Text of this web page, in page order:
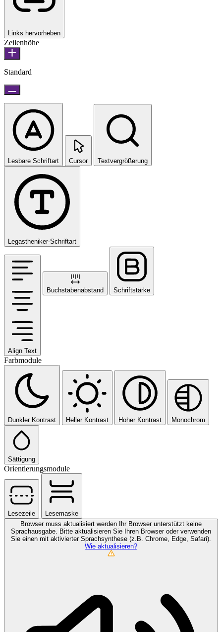
Links hervorheben
Zeilenhöhe
Standard
Lesbare Schriftart Cursor Textvergrößerung
Legastheniker-Schriftart
Align Text
Buchstabenabstand Schriftstärke
Farbmodule
Dunkler Kontrast Heller Kontrast Hoher Kontrast Monochrom
Sättigung
Orientierungsmodule
Lesezeile
Lesemaske
Browser muss aktualisiert werden
Ihr Browser unterstützt keine
Sprachausgabe. Bitte aktualisieren Sie Ihren Browser oder verwenden
Sie einen mit aktivierter Sprachsynthese (z.B. Chrome, Edge, Safari).
Wie aktualisieren?